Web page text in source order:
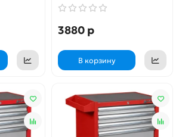
3880 р
В корзину